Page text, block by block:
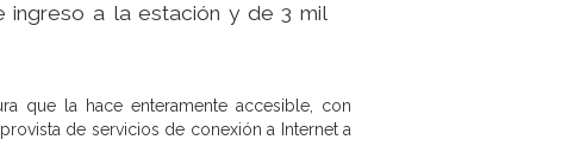
ingreso a la estación y de 3 mil
que la hace enteramente accesible, con
de servicios de conexión a Internet a